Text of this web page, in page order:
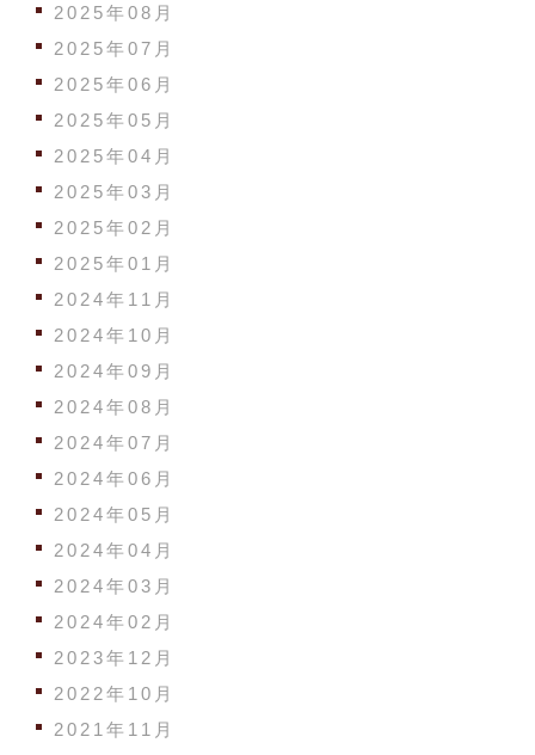
2025年08月
2025年07月
2025年06月
2025年05月
2025年04月
2025年03月
2025年02月
2025年01月
2024年11月
2024年10月
2024年09月
2024年08月
2024年07月
2024年06月
2024年05月
2024年04月
2024年03月
2024年02月
2023年12月
2022年10月
2021年11月